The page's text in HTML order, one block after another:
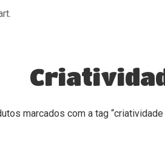
marcados com a tag “criatividade